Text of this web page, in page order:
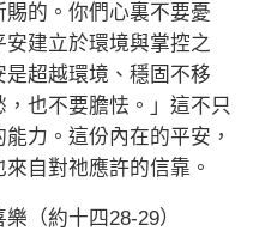
的。你們心裏不要憂
建立於環境與掌控之
超越環境、穩固不移
也不要膽怯。」這不只
力。這份內在的平安，
自對祂應許的信靠。
（約十四28-29）